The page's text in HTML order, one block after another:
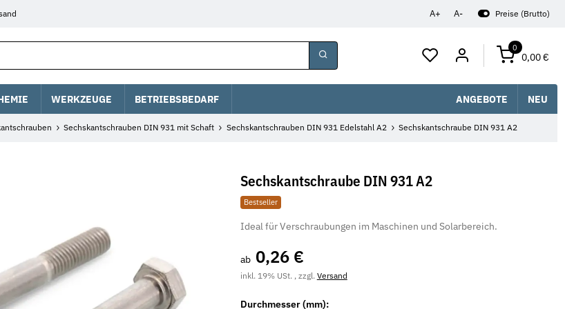
A+ A- Preise (Brutto)
0
0,00 €
WERKZEUGE BETRIEBSBEDARF ANGEBOTE NEU
Sechskantschrauben DIN 931 mit Schaft Sechskantschrauben DIN 931 Edelstahl A2 Sechskantschraube DIN 931 A2
Sechskantschraube DIN 931 A2
Bestseller
Ideal für Verschraubungen im Maschinen und Solarbereich.
ab 0,26 €
inkl. 19% USt. , zzgl. Versand
Durchmesser (mm):